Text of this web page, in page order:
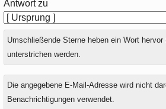
Antwort zu
Umschließende Sterne heben ein Wort
unterstrichen werden.
Die angegebene E-Mail-Adresse wird nicht
Benachrichtigungen verwendet.